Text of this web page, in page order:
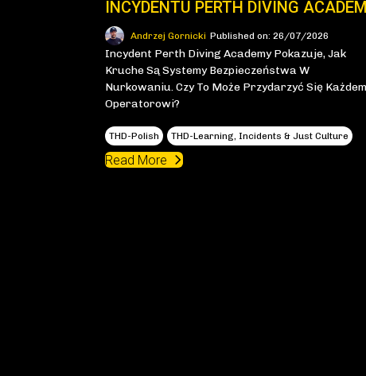
INCYDENTU PERTH DIVING
Andrzej Gornicki Published on: 26/07/2026
Incydent Perth Diving Academy Pokazuje, Jak
Kruche Są Systemy Bezpieczeństwa W
Nurkowaniu. Czy To Może Przydarzyć Się
Operatorowi?
THD-Polish THD-Learning, Incidents & Just Culture
Read More